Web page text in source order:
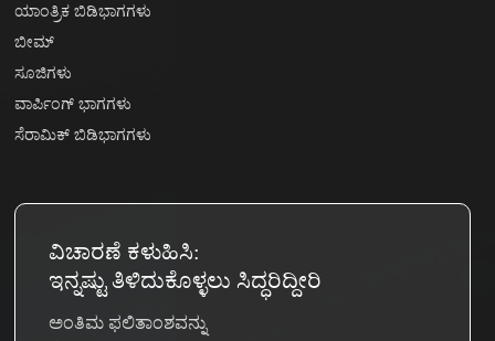
ಯಾಂತ್ರಿಕ ಬಿಡಿಭಾಗಗಳು
ಬೀಮ್
ಸೂಜಿಗಳು
ವಾರ್ಪಿಂಗ್ ಭಾಗಗಳು
ಸೆರಾಮಿಕ್ ಬಿಡಿಭಾಗಗಳು
ವಿಚಾರಣೆ ಕಳುಹಿಸಿ:
ಇನ್ನಷ್ಟು ತಿಳಿದುಕೊಳ್ಳಲು ಸಿದ್ಧರಿದ್ದೀರಿ
ಅಂತಿಮ ಫಲಿತಾಂಶವನ್ನು